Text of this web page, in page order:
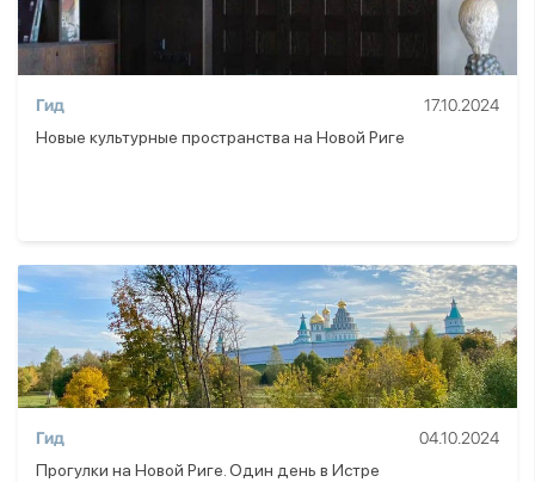
Гид
17.10.2024
Новые культурные пространства на Новой Риге
Гид
04.10.2024
Прогулки на Новой Риге. Один день в Истре